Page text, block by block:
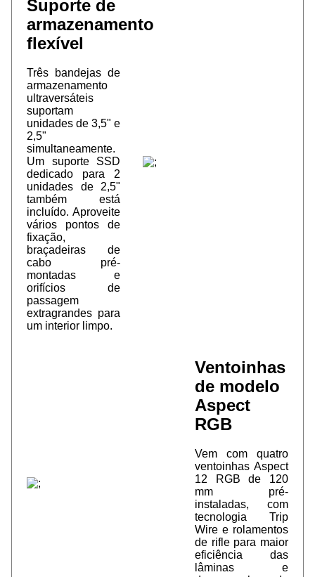
Suporte de
armazenamento
flexível
Três bandejas de
armazenamento
ultraversáteis
suportam
unidades de 3,5" e
2,5"
simultaneamente.
Um suporte SSD
dedicado para 2
unidades de 2,5"
também está
incluído. Aproveite
vários pontos de
fixação,
braçadeiras de
cabo pré-
montadas e
orifícios de
passagem
extragrandes para
um interior limpo.
Ventoinhas
de modelo
Aspect
RGB
Vem com quatro
ventoinhas Aspect
12 RGB de 120
mm pré-
instaladas, com
tecnologia Trip
Wire e rolamentos
de rifle para maior
eficiência das
lâminas e